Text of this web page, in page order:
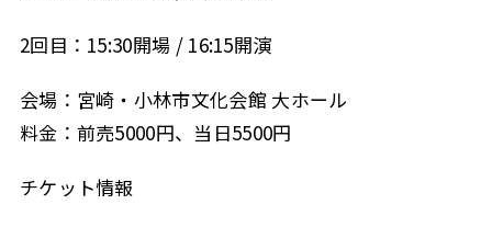
2回目：15:30開場 / 16:15開演
会場：宮崎・小林市文化会館 大ホール
料金：前売5000円、当日5500円
チケット情報